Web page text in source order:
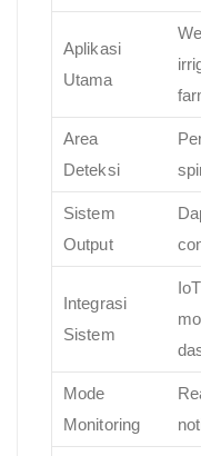
Aplikasi
Utama
Area
Deteksi
Sistem
Output
Integrasi
Sistem
Mode
Monitoring